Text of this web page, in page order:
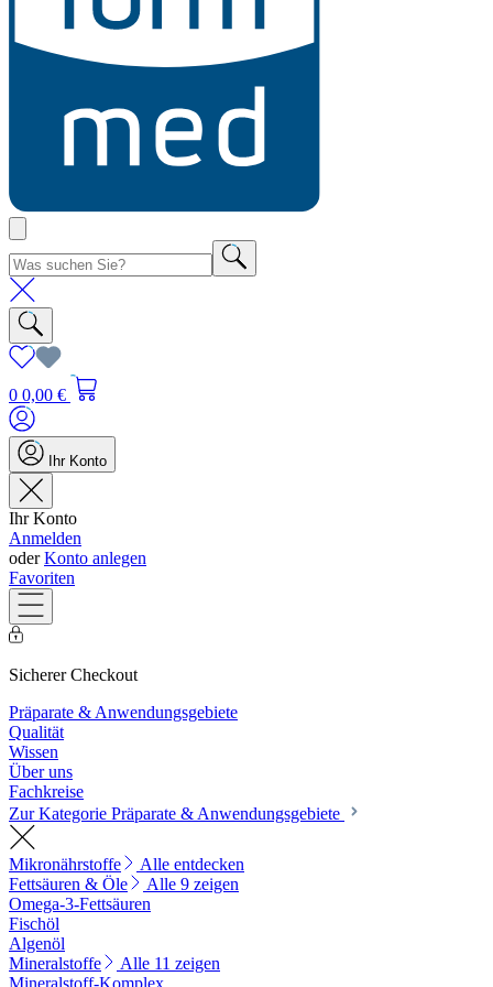
0 0,00 €
Ihr Konto
Ihr Konto
Anmelden
oderKonto anlegen
Favoriten
Sicherer Checkout
Präparate & Anwendungsgebiete
Qualität
Wissen
Über uns
Fachkreise
Zur Kategorie Präparate & Anwendungsgebiete
Mikronährstoffe
Alle entdecken
Fettsäuren & Öle
Alle 9 zeigen
Omega-3-Fettsäuren
Fischöl
Algenöl
Mineralstoffe
Alle 11 zeigen